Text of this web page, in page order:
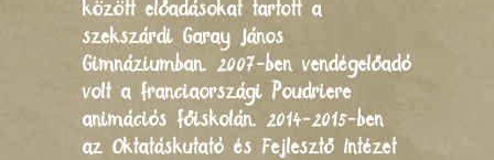
között előadásokat tartott a
szekszárdi Garay János
Gimnáziumban. 2007-ben vendégelőadó
volt a franciaországi Poudriere
animációs főiskolán. 2014-2015-ben
az Oktatáskutató és Fejlesztő Intézet